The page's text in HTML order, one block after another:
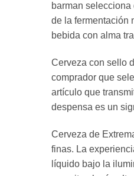
barman
de la fermentación
bebida con alma
Cerveza con sello
comprador que
artículo que
despensa es un
Cerveza de
finas. La
líquido bajo la